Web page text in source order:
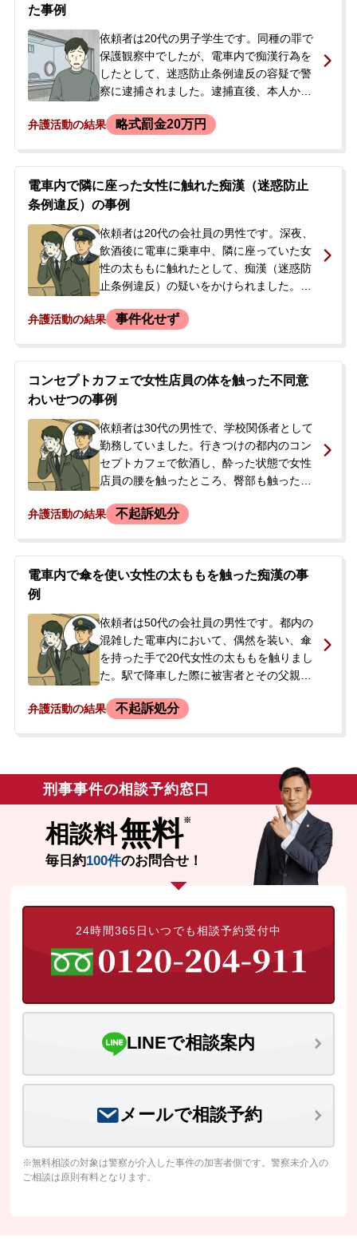
れました。逮捕当日、警察から連絡を受け
た依頼者の妻から当事務所に電話があり、
勾留されるかどうかが翌日決まると聞き、
すぐに本人に会ってほしいとのことでご相
た事例
依頼者は20代の男子学生です。同種の罪で
保護観察中でしたが、電車内で痴漢行為を
したとして、迷惑防止条例違反の容疑で警
察に逮捕されました。逮捕直後、本人から
事務所に電話で相談されました。父親は以
望されました。
弁護活動の結果 略式罰金20万円
電車内で隣に座った女性に触れた痴漢（迷惑防止
条例違反）の事例
依頼者は20代の会社員の男性です。深夜、
飲酒後に電車に乗車中、隣に座っていた女
性の太ももに触れたとして、痴漢（迷惑防
止条例違反）の疑いをかけられました。依
していました。被害者本人ではなく、一緒
ら防犯カメラの確認など捜査を進めると告
げられたため、会社に知られることや事件
が大事になることを避けたいと、早期解決
を希望し当事務所へ相談されました。
弁護活動の結果 事件化せず
コンセプトカフェで女性店員の体を触った不同意
わいせつの事例
依頼者は30代の男性で、学校関係者として
勤務していました。行きつけの都内のコン
セプトカフェで飲酒し、酔った状態で女性
店員の腰を触ったところ、臀部も触ったと
署に任意同行し、事情聴取を受けることに
示談金の相場が分からず心配されていまし
た。早期解決を目指し、警察での聴取後、
た。
弁護活動の結果 不起訴処分
電車内で傘を使い女性の太ももを触った痴漢の事
例
依頼者は50代の会社員の男性です。都内の
混雑した電車内において、偶然を装い、傘
を持った手で20代女性の太ももを触りまし
た。駅で降車した際に被害者とその父親に
察署へ任意同行しました。警察での取調べ
した。しかしその後、罰金を国に納めるよ
りも被害者の方に直接償うべきだと考えを
改め、弁護士に示談交渉を依頼するため相
談に来られました。依頼者には約25年前に
同種の痴漢事件での罰金前科がありまし
た。
弁護活動の結果 不起訴処分
刑事事件の相談予約窓口
相談料無料
毎日約100件のお問合せ！
24時間365日いつでも相談予約受付中
LINEで相談案内
メールで相談予約
※無料相談の対象は警察が介入した事件の加害者側です。警察未介入の
ご相談は原則有料となります。